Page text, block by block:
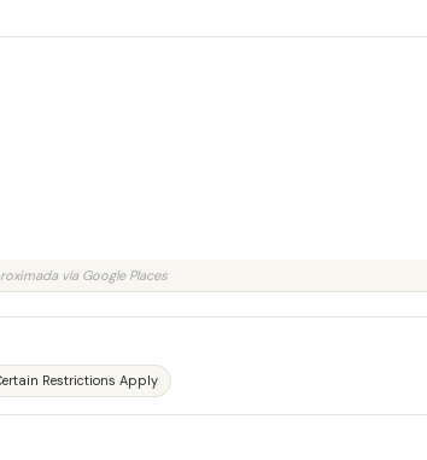
vía Google Places
Restrictions Apply